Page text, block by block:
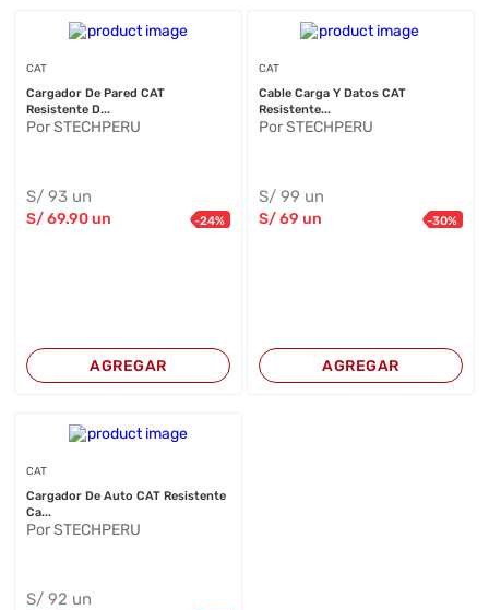
CAT
Cargador De Pared CAT
Resistente D...
Por STECHPERU
S/93 un
S/69.90 un -24%
AGREGAR
CAT
Cable Carga Y Datos CAT
Resistente...
Por STECHPERU
S/ 99 un
S/69 un -30%
AGREGAR
CAT
Cargador De Auto CAT Resistente
Ca...
Por STECHPERU
S/92 un